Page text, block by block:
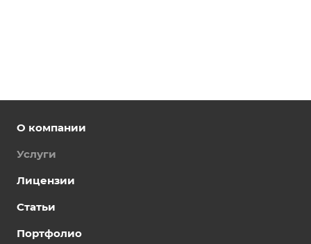
О компании
Услуги
Лицензии
Статьи
Портфолио